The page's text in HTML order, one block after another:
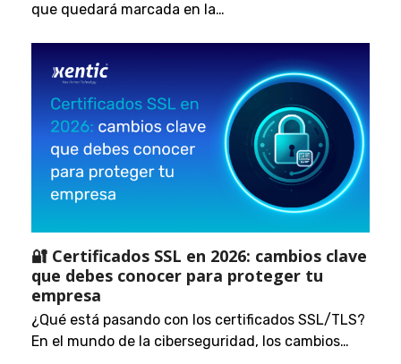
que quedará marcada en la…
🔐 Certificados SSL en 2026: cambios clave
que debes conocer para proteger tu
empresa
¿Qué está pasando con los certificados SSL/TLS?
En el mundo de la ciberseguridad, los cambios…